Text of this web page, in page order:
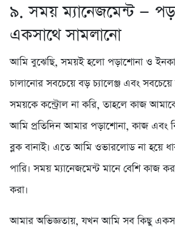
৯. সময় ম্যানেজমেন্ট —
একসাথে সামলানো
আমি বুঝেছি, সময়ই হলো পড়াশোনা ও
চালানোর সবচেয়ে বড় চ্যালেঞ্জ এবং
সময়কে কন্ট্রোল না করি, তাহলে কাজ
আমি প্রতিদিন আমার পড়াশোনা, কাজ এবং
ব্লক বানাই। এতে আমি ওভারলোড না হয়ে
পারি। সময় ম্যানেজমেন্ট মানে বেশি কাজ
করা।
আমার অভিজ্ঞতায়, যখন আমি সব কিছু